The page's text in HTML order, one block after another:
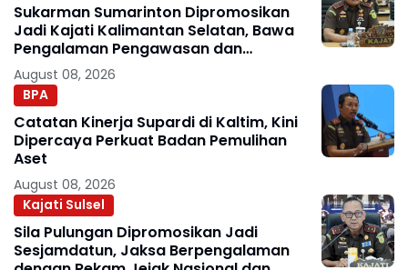
Sukarman Sumarinton Dipromosikan
Jadi Kajati Kalimantan Selatan, Bawa
Pengalaman Pengawasan dan
Kepemimpinan
August 08, 2026
BPA
Catatan Kinerja Supardi di Kaltim, Kini
Dipercaya Perkuat Badan Pemulihan
Aset
August 08, 2026
Kajati Sulsel
Sila Pulungan Dipromosikan Jadi
Sesjamdatun, Jaksa Berpengalaman